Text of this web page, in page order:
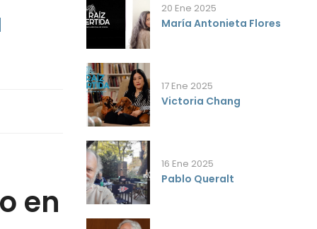
en
20 Ene 2025
María Antonieta Flores
17 Ene 2025
Victoria Chang
16 Ene 2025
Pablo Queralt